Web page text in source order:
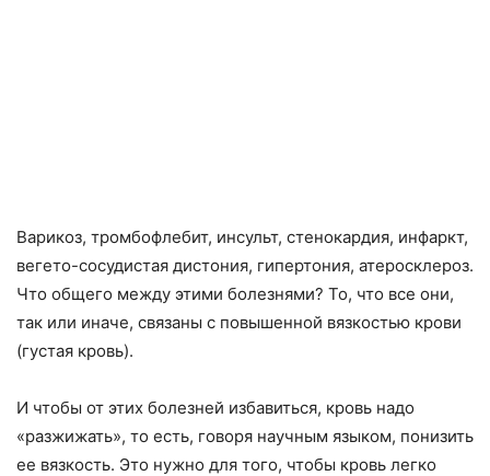
Варикоз, тромбофлебит, инсульт, стенокардия, инфаркт,
вегето-сосудистая дистония, гипертония, атеросклероз.
Что общего между этими болезнями? То, что все они,
так или иначе, связаны с повышенной вязкостью крови
(густая кровь).
И чтобы от этих болезней избавиться, кровь надо
«разжижать», то есть, говоря научным языком, понизить
ее вязкость. Это нужно для того, чтобы кровь легко